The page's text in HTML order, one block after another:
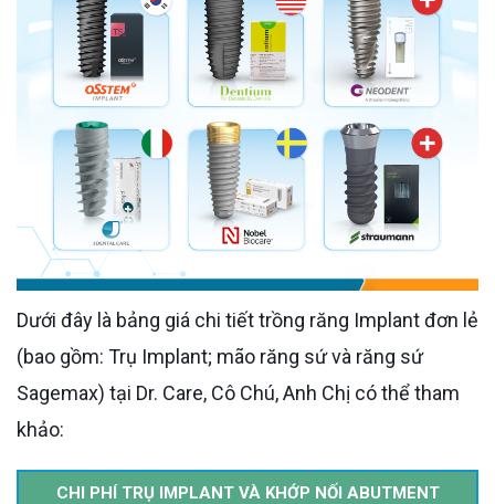
Dưới đây là bảng giá chi tiết trồng răng Implant đơn lẻ
(bao gồm: Trụ Implant; mão răng sứ và răng sứ
Sagemax) tại Dr. Care, Cô Chú, Anh Chị có thể tham
khảo:
CHI PHÍ TRỤ IMPLANT VÀ KHỚP NỐI ABUTMENT